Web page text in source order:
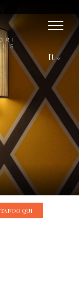
It
QUI